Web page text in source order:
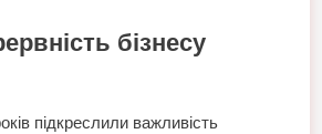
бізнесу
підкреслили важливість